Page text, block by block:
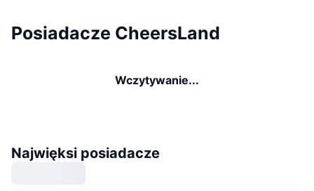
Posiadacze CheersLand
Wczytywanie...
Najwięksi posiadacze